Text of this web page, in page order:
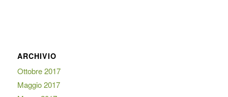
ARCHIVIO
Ottobre 2017
Maggio 2017